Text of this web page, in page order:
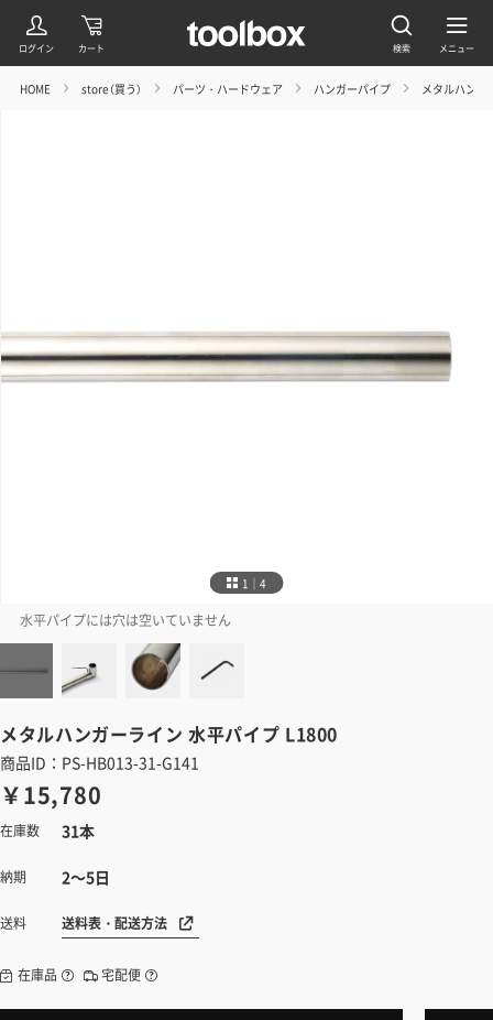
HOME store（買う） パーツ・ハードウェア ハンガーパイプ メタルハンガ
1｜4
水平パイプには穴は空いていません
メタルハンガーライン水平パイプ L1800
商品ID：PS-HB013-31-G141
￥15,780
在庫数 31本
納期 2～5日
送料 送料表・配送方法
在庫品 宅配便